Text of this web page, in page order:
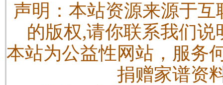
声明：本站资源来源于
的版权,请你联系我们
本站为公益性网站，服务
捐赠家谱资